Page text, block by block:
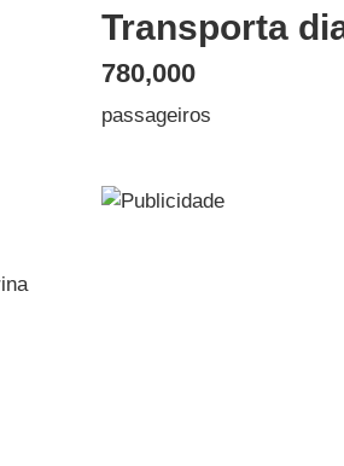
Transporta
780,000
passageiros